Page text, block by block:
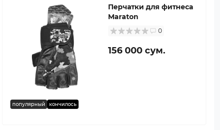
популярный кончилось
Перчатки для фитнеса
Maraton
0
156 000 сум.